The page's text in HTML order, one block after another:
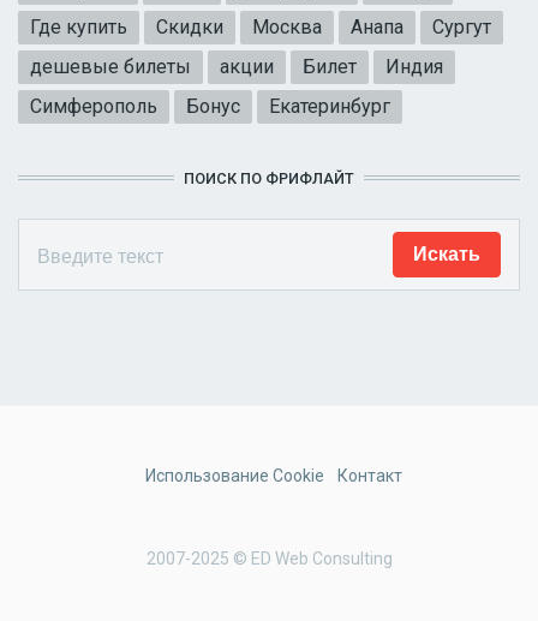
Где купить
Скидки Москва Анапа
Сургут
дешевые билеты
акции Билет
Индия
Симферополь
Бонус Екатеринбург
ПОИСК ПО ФРИФЛАЙТ
2007-2025 © ED Web Consulting
Использование Cookie Контакт